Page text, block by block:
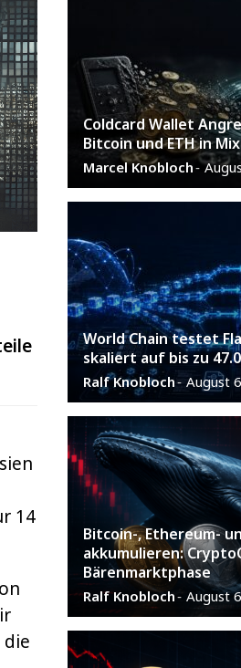
14
Coldcard Wallet
Bitcoin und ETH in
Marcel Knobloch-
World Chain testet
skaliert auf bis zu
Ralf Knobloch- August
Bitcoin-, Ethereum-
akkumulieren:
Bärenmarktphase
Ralf Knobloch- August